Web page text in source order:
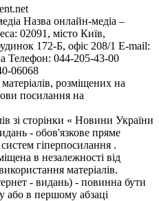
Назва онлайн-медіа –
02091, місто Київ,
172-Б, офіс 208/1 E-mail:
Телефон: 044-205-43-00
06068
розміщених на
посилання на
зі сторінки « Новини України
- обов'язкове пряме
гіперпосилання .
в незалежності від
матеріалів.
- видань) - повинна бути
або в першому абзаці